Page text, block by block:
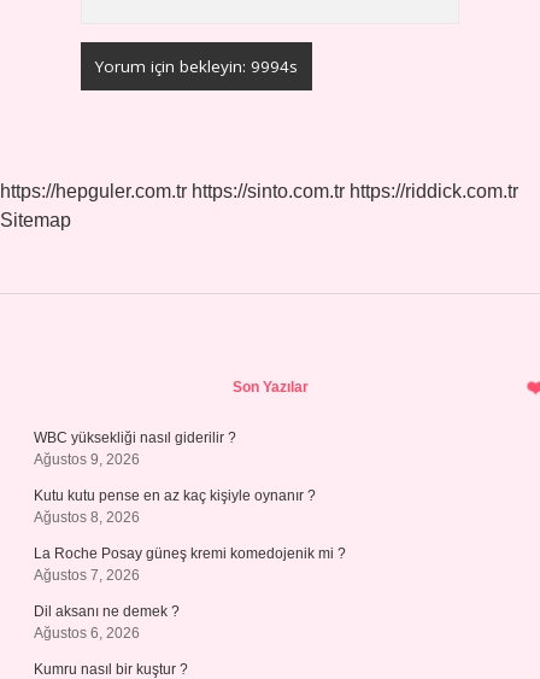
https://hepguler.com.tr https://sinto.com.tr https://riddick.com.tr
Sitemap
Son Yazılar
WBC yüksekliği nasıl giderilir ?
Ağustos 9, 2026
Kutu kutu pense en az kaç kişiyle oynanır ?
Ağustos 8, 2026
La Roche Posay güneş kremi komedojenik mi ?
Ağustos 7, 2026
Dil aksanı ne demek ?
Ağustos 6, 2026
Kumru nasıl bir kuştur ?